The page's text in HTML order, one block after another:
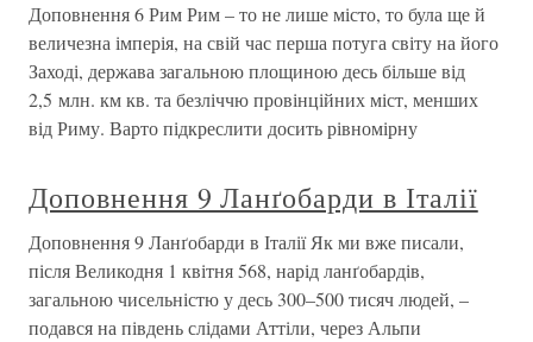
Доповнення 6 Рим Рим – то не лише місто, то була ще й
величезна імперія, на свій час перша потуга світу на його
Заході, держава загальною площиною десь більше від
2,5 млн. км кв. та безліччю провінційних міст, менших
від Риму. Варто підкреслити досить рівномірну
Доповнення 9 Ланґобарди в Італії
Доповнення 9 Ланґобарди в Італії Як ми вже писали,
після Великодня 1 квітня 568, нарід ланґобардів,
загальною чисельністю у десь 300–500 тисяч людей, –
подався на південь слідами Аттіли, через Альпи